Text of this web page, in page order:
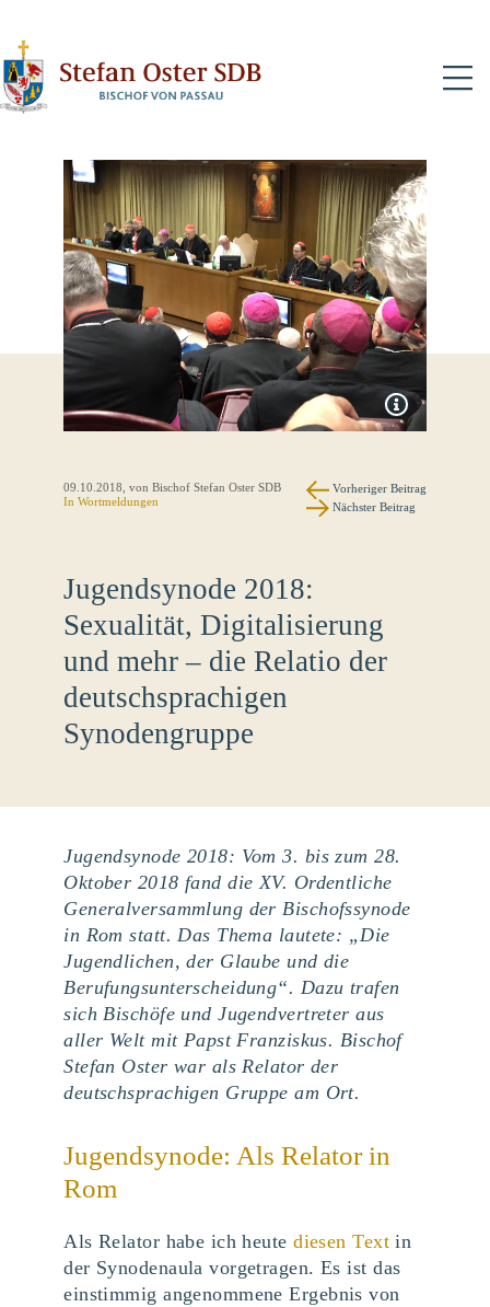
09.10.2018 , von Bischof Stefan Oster SDB
InWortmeldungen
Vorheriger Beitrag
Nächster Beitrag
Jugendsynode 2018:
Sexualität, Digitalisierung
und mehr – die Relatio der
deutschsprachigen
Synodengruppe
Jugendsynode 2018: Vom 3. bis zum 28.
Oktober 2018 fand die XV. Ordentliche
Generalversammlung der Bischofssynode
in Rom statt. Das Thema lautete: „Die
Jugendlichen, der Glaube und die
Berufungsunterscheidung“. Dazu trafen
sich Bischöfe und Jugendvertreter aus
aller Welt mit Papst Franziskus. Bischof
Stefan Oster war als Relator der
deutschsprachigen Gruppe am Ort.
Jugendsynode: Als Relator in
Rom
Als Relator habe ich heutediesen Textin
der Synodenaula vorgetragen. Es ist das
einstimmig angenommene Ergebnis von